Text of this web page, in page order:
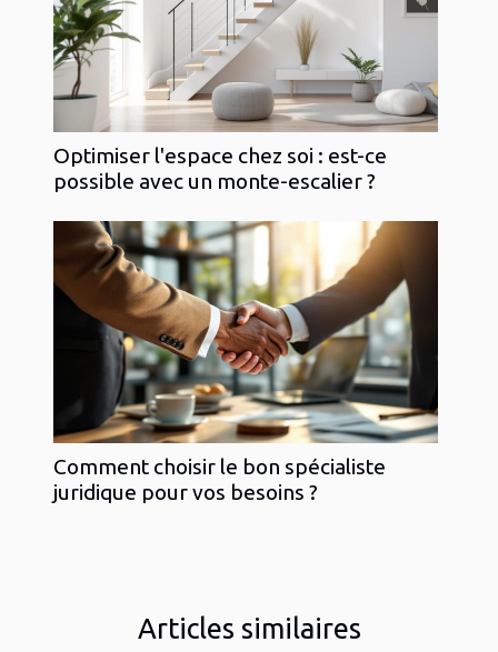
Optimiser l'espace chez soi : est-ce
possible avec un monte-escalier ?
Comment choisir le bon spécialiste
juridique pour vos besoins ?
Articles similaires